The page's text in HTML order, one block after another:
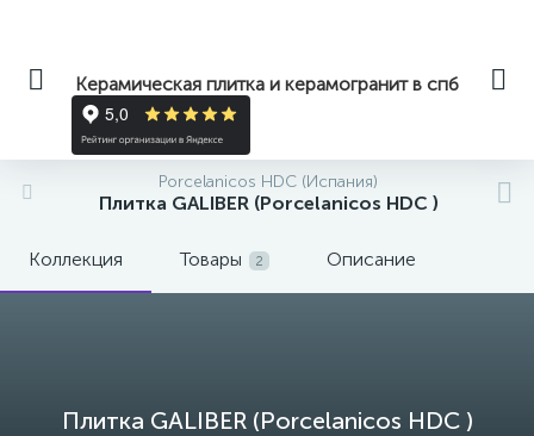
Керамическая плитка и керамогранит в спб
Porcelanicos HDC (Испания)
Плитка GALIBER (Porcelanicos HDC )
Коллекция Товары 2 Описание
Плитка GALIBER (Porcelanicos HDC )